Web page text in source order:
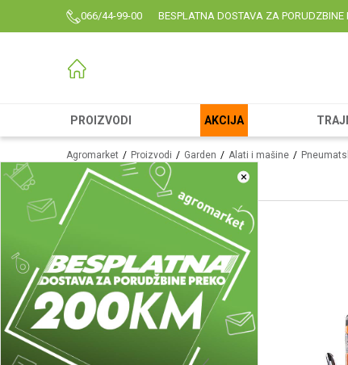
066/44-99-00 BESPLATNA DOSTAVA ZA PORUDZBINE
PROIZVODI AKCIJA
×
Agromarket Proizvodi Garden Alati i mašine